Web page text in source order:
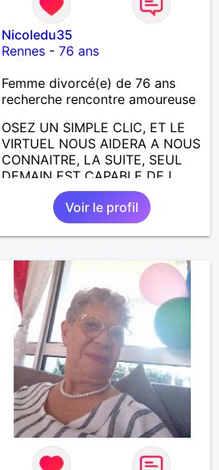
Nicoledu35
Rennes- 76 ans
Femme divorcé(e) de 76 ans
recherche rencontre amoureuse
OSEZ UN SIMPLE CLIC, ET LE
VIRTUEL NOUS AIDERA A NOUS
CONNAITRE, LA SUITE, SEUL
DEMAIN EST CAPABLE DE L
ECRIRE; J AIMERAIS
RENCONTRER, LA COMPLICITE,
LE PARTAGE DES BELLES
CHOSES DE LA VIE : BALADES,
AILLEURS. ETRE A L ECOUTE
DE L AUTRE, ET LA VIE SERA
PLUS BELLE
ENCORE.....................
Voir le profil